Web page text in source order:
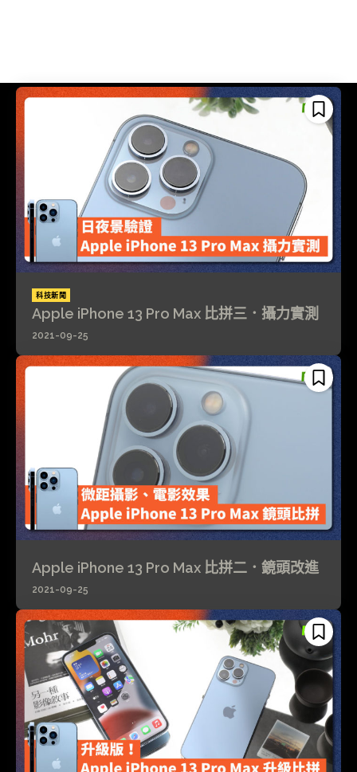
科技新聞
Apple iPhone 13 Pro Max 比拼三．攝力實測
2021-09-25
Apple iPhone 13 Pro Max 比拼二．鏡頭改進
2021-09-25